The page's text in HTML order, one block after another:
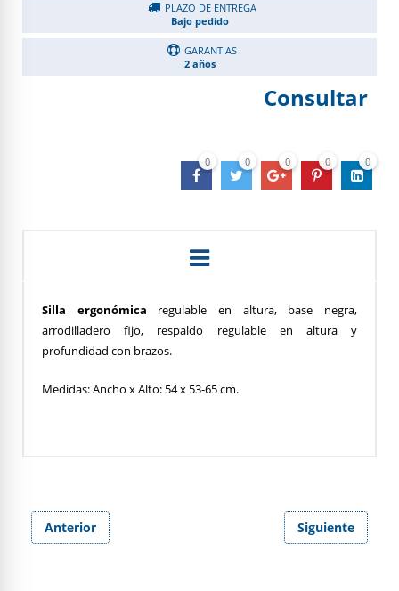
PLAZO DE ENTREGA
Bajo pedido
GARANTIAS
2 años
Consultar
0 0 0 0 0
Silla ergonómica regulable en altura, base negra,
arrodilladero fijo, respaldo regulable en altura y
profundidad con brazos.
Medidas: Ancho x Alto: 54 x 53-65 cm.
Anterior Siguiente